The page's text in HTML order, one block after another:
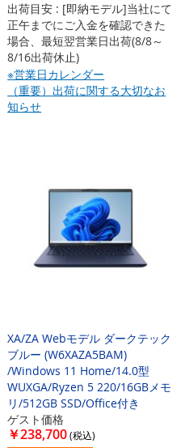
出荷目安 : [即納モデル]当社にて
正午までにご入金を確認できた
場合、最短翌営業日出荷(8/8～
8/16出荷休止)
※営業日カレンダー
（重要）出荷に関する大切なお
知らせ
XA/ZA Webモデル ダークテック
ブルー (W6XAZA5BAM)
/Windows 11 Home/14.0型
WUXGA/Ryzen 5 220/16GBメモ
リ/512GB SSD/Office付き
ゲスト価格
￥238,700